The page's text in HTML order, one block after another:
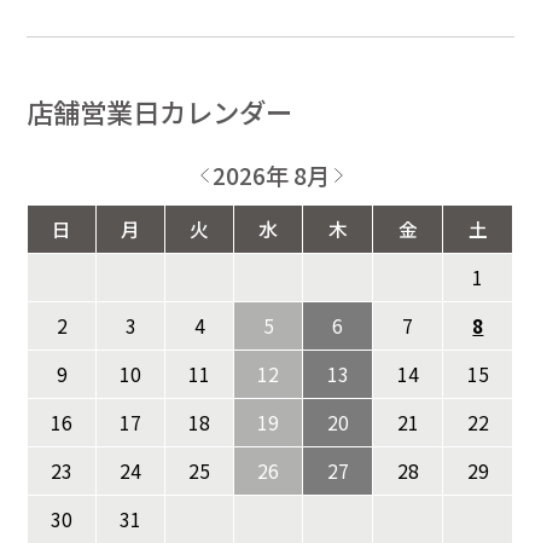
店舗営業日カレンダー
2026年 8月
日 月 火 水 木 金
土
1
2
3 4 5 6 7
8
9
10 11 12 13 14
15
16
17 18 19 20 21
22
23
24 25 26 27 28
29
30
31